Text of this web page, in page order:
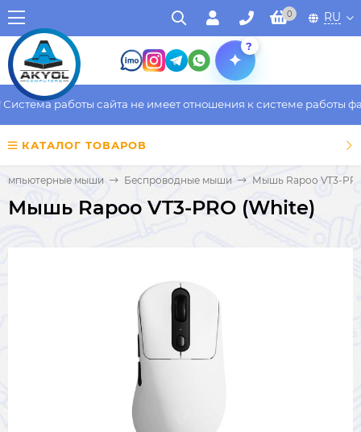
0 RU
?
работы сайта не имеет отношения к системе работы
КАТАЛОГ ТОВАРОВ
мыши Беспроводные мыши Мышь Rapoo VT3-
Мышь Rapoo VT3-PRO (White)